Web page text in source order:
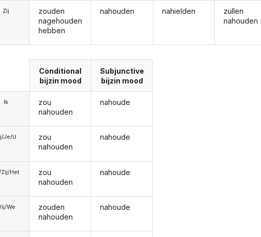
Zij
zouden
nagehouden
hebben
nahouden nahielden
zullen
nahouden
Ik
Je/U
Zij/Het
We
Conditional
bijzin mood
zou
nahouden
zou
nahouden
zou
nahouden
zouden
nahouden
Subjunctive
bijzin mood
nahoude
nahoude
nahoude
nahoude